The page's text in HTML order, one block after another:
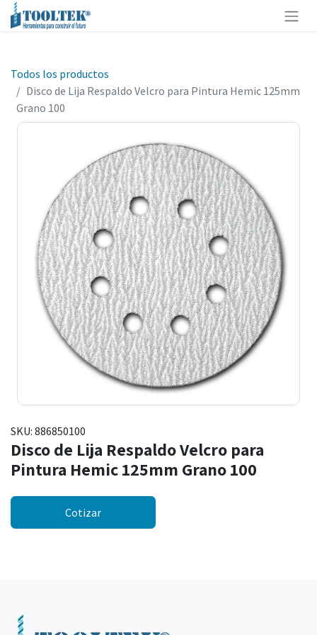
Todos los productos
Disco de Lija Respaldo Velcro para Pintura Hemic 125mm
Grano 100
SKU: 886850100
Disco de Lija Respaldo Velcro para
Pintura Hemic 125mm Grano 100
Cotizar